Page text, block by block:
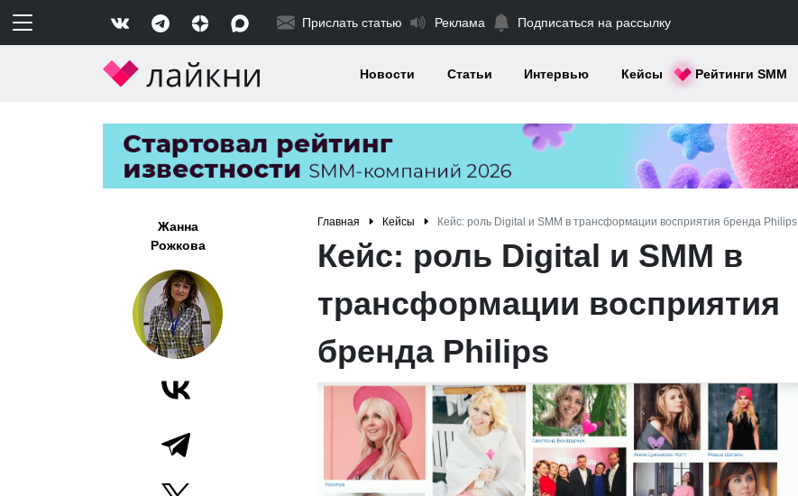
Прислать статью Реклама Подписаться на рассылку
Новости Статьи Интервью Кейсы Рейтинги SMM
Жанна
Рожкова
Главная Кейсы Кейс: роль Digital и SMM в трансформации восприятия бренда Philips
Кейс: роль Digital и SMM в
трансформации восприятия
бренда Philips